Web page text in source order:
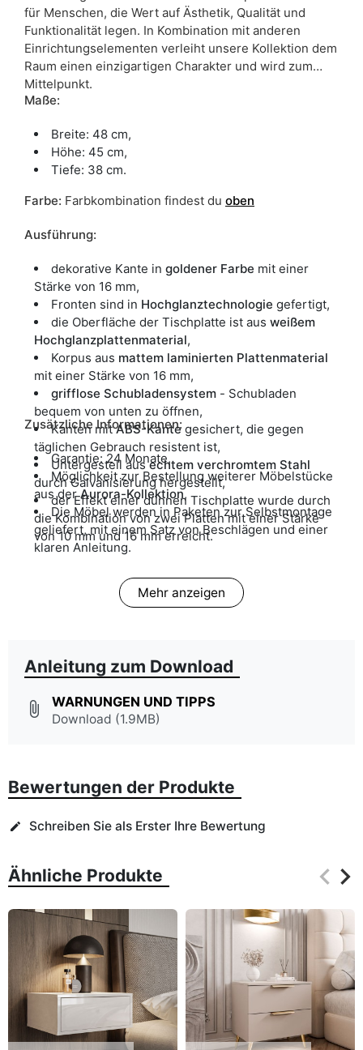
für Menschen, die Wert auf Ästhetik, Qualität und
Funktionalität legen. In Kombination mit anderen
Einrichtungselementen verleiht unsere Kollektion dem
Raum einen einzigartigen Charakter und wird zum
Mittelpunkt.
Maße:
Breite: 48 cm,
Höhe: 45 cm,
Tiefe: 38 cm.
Farbe: Farbkombination findest du oben
Ausführung:
dekorative Kante in goldener Farbe mit einer
Stärke von 16 mm,
Fronten sind in Hochglanztechnologie gefertigt,
die Oberfläche der Tischplatte ist aus weißem
Hochglanzplattenmaterial,
Korpus aus mattem laminierten Plattenmaterial
mit einer Stärke von 16 mm,
grifflose Schubladensystem - Schubladen
bequem von unten zu öffnen,
Kanten mitABS-Kante gesichert, die gegen
täglichen Gebrauch resistent ist,
Untergestell ausechtem verchromtem Stahl
durch Galvanisierung hergestellt,
der Effekt einer dünnen Tischplatte wurde durch
die Kombination von zwei Platten mit einer Stärke
von 10 mm und 16 mm erreicht.
Zusätzliche Informationen:
Garantie: 24 Monate,
Möglichkeit zur Bestellung weiterer Möbelstücke
aus derAurora-Kollektion,
Die Möbel werden in Paketen zur Selbstmontage
geliefert, mit einem Satz von Beschlägen und einer
klaren Anleitung.
Mehr anzeigen
Anleitung zum Download
attach_file WARNUNGEN UND TIPPS
Download (1.9MB)
Bewertungen der Produkte
edit Schreiben Sie als Erster Ihre Bewertung
Ähnliche Produkte keyboard_arrow_left
keyboard_arrow_right